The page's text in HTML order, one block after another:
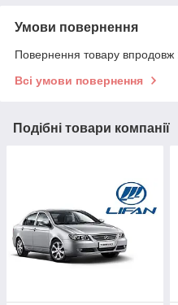
Умови повернення
Повернення товару впродовж
Всі умови повернення
Подібні товари компанії